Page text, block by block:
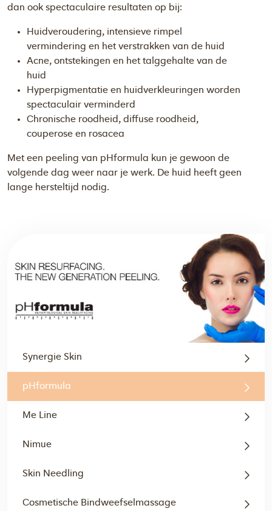
dan ook spectaculaire resultaten op bij:
Huidveroudering, intensieve rimpel
vermindering en het verstrakken van de huid
Acne, ontstekingen en het talggehalte van de
huid
Hyperpigmentatie en huidverkleuringen worden
spectaculair verminderd
Chronische roodheid, diffuse roodheid,
couperose en rosacea
Met een peeling van pHformula kun je gewoon de
volgende dag weer naar je werk. De huid heeft geen
lange hersteltijd nodig.
Synergie Skin
pHformula
Me Line
Nimue
Skin Needling
Cosmetische Bindweefselmassage